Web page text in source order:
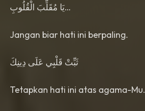
يَا مُقَلِّبَ الْقُلُوبِ…
Jangan biar hati ini berpaling.
ثَبِّتْ قَلْبِي عَلَى دِينِكَ
Tetapkan hati ini atas agama-Mu.